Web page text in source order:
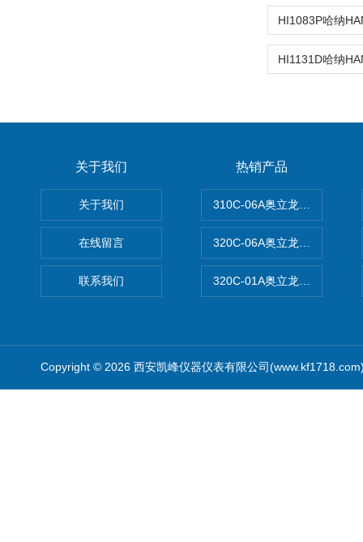
关于我们
关于我们
在线留言
联系我们
热销产品
310C-06A奥立龙实验室台式
320C-06A奥立龙实验室便携
320C-01A奥立龙实验室便携
Copyright © 2026 西安凯峰仪器仪表有限公司